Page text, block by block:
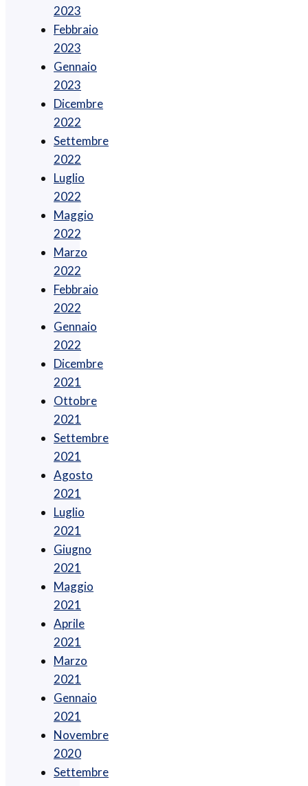
2023
Febbraio
2023
Gennaio
2023
Dicembre
2022
Settembre
2022
Luglio
2022
Maggio
2022
Marzo
2022
Febbraio
2022
Gennaio
2022
Dicembre
2021
Ottobre
2021
Settembre
2021
Agosto
2021
Luglio
2021
Giugno
2021
Maggio
2021
Aprile
2021
Marzo
2021
Gennaio
2021
Novembre
2020
Settembre